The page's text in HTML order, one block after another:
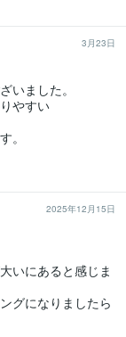
3月23日
いました。
やすい
。
2025年12月15日
いにあると感じま
グになりましたら